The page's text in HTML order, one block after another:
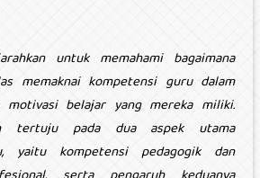
untuk memahami bagaimana
memaknai kompetensi guru dalam
motivasi belajar yang mereka miliki.
tertuju pada dua aspek utama
yaitu kompetensi pedagogik dan